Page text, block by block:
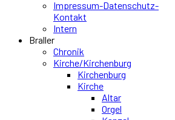
Impressum-Datenschutz-
Kontakt
Intern
Braller
Chronik
Kirche/Kirchenburg
Kirchenburg
Kirche
Altar
Orgel